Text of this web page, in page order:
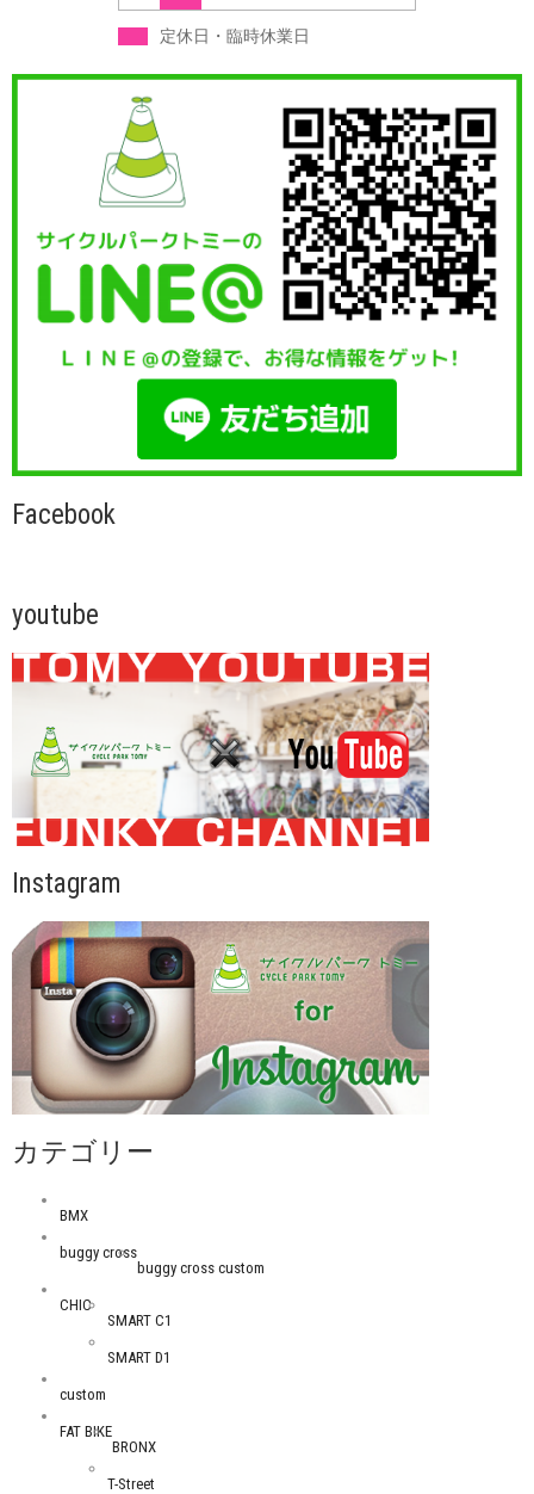
定休日・臨時休業日
Facebook
youtube
Instagram
カテゴリー
BMX
buggy cross
buggy cross custom
CHIC
SMART C1
SMART D1
custom
FAT BIKE
BRONX
T-Street